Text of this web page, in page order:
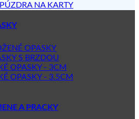
NA KARTY
OPASKY
S BRZDOU
OPASKY - 3CM
OPASKY - 3.5CM
A PRACKY